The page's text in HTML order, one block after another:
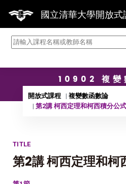
國立清華大學開放式
10902 複變
開放式課程
複變數函數論
第2講 柯西定理和柯西積分公式
TITLE
第2講 柯西定理和柯